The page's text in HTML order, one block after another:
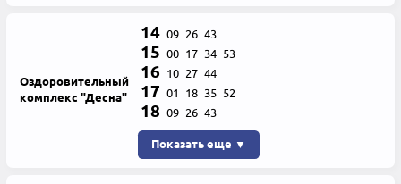
Оздоровительный
комплекс "Десна"
14 09 26 43
15 00 17 34 53
16 10 27 44
17 01 18 35 52
18 09 26 43
Показать еще ▼